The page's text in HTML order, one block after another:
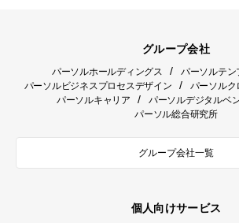
グループ会社
パーソルホールディングス / パーソルテン
パーソルビジネスプロセスデザイン / パーソルク
パーソルキャリア / パーソルデジタルベ
パーソル総合研究所
グループ会社一覧
個人向けサービス